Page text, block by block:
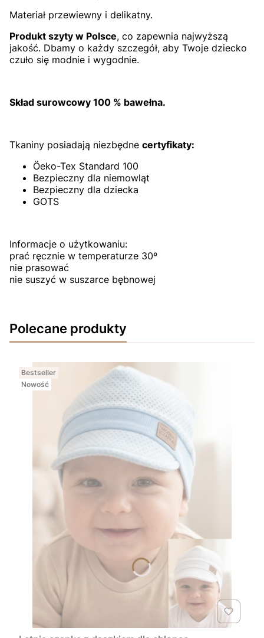
Materiał przewiewny i delikatny.
Produkt szyty w Polsce, co zapewnia najwyższą
jakość. Dbamy o każdy szczegół, aby Twoje dziecko
czuło się modnie i wygodnie.
Skład surowcowy 100 % bawełna.
Tkaniny posiadają niezbędne certyfikaty:
Öeko-Tex Standard 100
Bezpieczny dla niemowląt
Bezpieczny dla dziecka
GOTS
Informacje o użytkowaniu:
prać ręcznie w temperaturze 30º
nie prasować
nie suszyć w suszarce bębnowej
Polecane produkty
Bestseller
Nowość